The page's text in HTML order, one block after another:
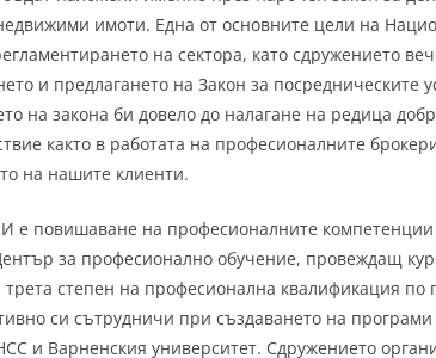
имоти. Една от основните цели на
на сектора, като сдружението
и предлагането на Закон за посредническите
на закона би довело до налагане на редица
както в работата на професионалните
на нашите клиенти.
е повишаване на професионалните
за професионално обучение, провеждащ
степен на професионална квалификация по
си сътрудничи при създаването на програми
и Варненския университет. Сдружението